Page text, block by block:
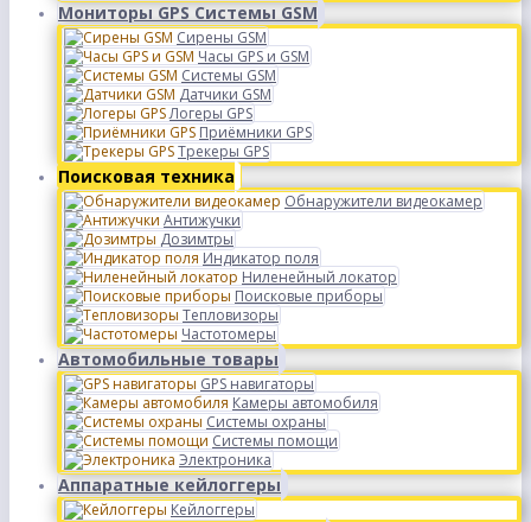
Мониторы GPS Системы GSM
Сирены GSM
Часы GPS и GSM
Системы GSM
Датчики GSM
Логеры GPS
Приёмники GPS
Трекеры GPS
Поисковая техника
Обнаружители видеокамер
Антижучки
Дозимтры
Индикатор поля
Ниленейный локатор
Поисковые приборы
Тепловизоры
Частотомеры
Автомобильные товары
GPS навигаторы
Камеры автомобиля
Системы охраны
Системы помощи
Электроника
Аппаратные кейлоггеры
Кейлоггеры